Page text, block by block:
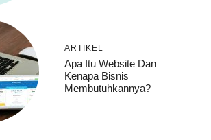
ARTIKEL
Apa Itu Website Dan
Kenapa Bisnis
Membutuhkannya?